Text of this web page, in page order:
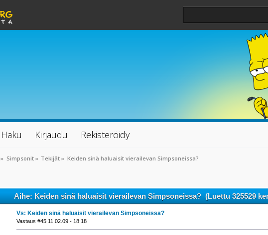
Haku Kirjaudu Rekisteröidy
» Simpsonit» Tekijät » Keiden sinä haluaisit vierailevan Simpsoneissa?
Aihe: Keiden sinä haluaisit vierailevan Simpsoneissa? (Luettu 325529
Vs: Keiden sinä haluaisit vierailevan Simpsoneissa?
Vastaus #45 11.02.09 - 18:18